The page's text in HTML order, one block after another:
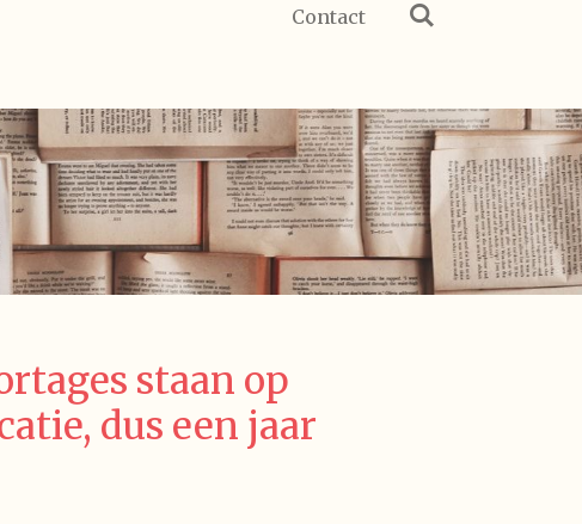
Contact
staan op
dus een jaar